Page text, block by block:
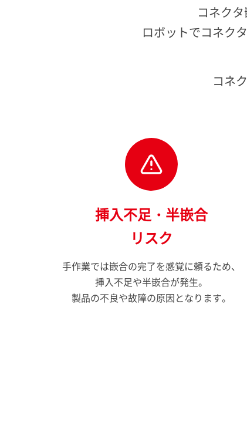
コネク
ロボットでコネク
コネ
挿入不足・半嵌合
リスク
手作業では嵌合の完了を感覚に頼るため、
挿入不足や半嵌合が発生。
製品の不良や故障の原因となります。